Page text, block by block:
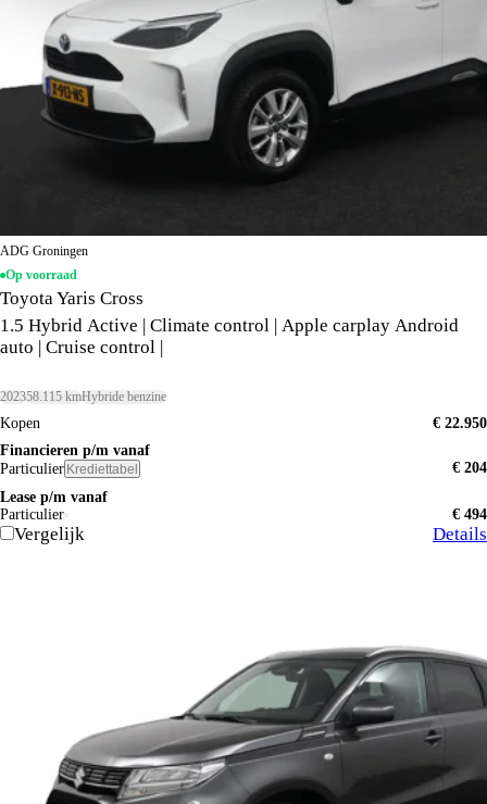
ADG Groningen
Op voorraad
Toyota Yaris Cross
1.5 Hybrid Active | Climate control | Apple carplay Android
auto | Cruise control |
202358.115 kmHybride benzine
Kopen
€ 22.950
Financieren p/m vanaf
Particulier Krediettabel
€ 204
Lease p/m vanaf
Particulier
€ 494
Vergelijk Details